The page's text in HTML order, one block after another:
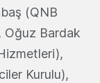
(QNB
Oğuz Bardak
Kurulu),